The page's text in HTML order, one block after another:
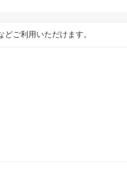
ご利用いただけます。